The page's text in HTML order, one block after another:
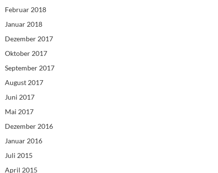
Februar 2018
Januar 2018
Dezember 2017
Oktober 2017
September 2017
August 2017
Juni 2017
Mai 2017
Dezember 2016
Januar 2016
Juli 2015
April 2015